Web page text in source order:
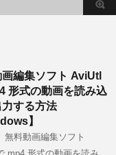
編集ソフト AviUtl
形式の動画を読み込
する方法
】
無料動画編集ソフト